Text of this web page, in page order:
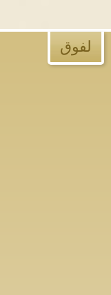
لفوق